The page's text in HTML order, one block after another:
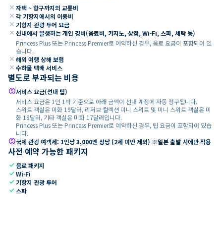
close 자택 ~ 항구까지의 교통비
close 각 기항지에서의 이동비
close 기항지 관광 투어 요금
close 선내에서 발생하는 개인 경비(음료비, 카지노, 상점, Wi-Fi, 스파, 세탁 등)
Princess Plus 또는 Princess Premier로 예약하신 경우, 음료 요금이 포함되어 있
습니다.
close 해외 여행 상해 보험
close 수하물 택배 서비스
별도로 부과되는 비용
paid서비스 요금(선내 팁)
서비스 요금은 1인 1박 기준으로 아래 금액이 선내 계정에 자동 청구됩니다.
스위트 객실은 미화 19달러, 리저브 컬렉션 미니 스위트 및 미니 스위트 객실은 미
화 18달러, 기타 객실은 미화 17달러입니다.
Princess Plus 또는 Princess Premier로 예약하신 경우, 팁 요금이 포함되어 있습
니다.
paid국제 관광 여객세: 1인당 3,000엔 상당 (2세 미만 제외) ※일본 출발 시에만 적용
사전 예약 가능한 패키지
check 음료 패키지
checkWi-Fi
check 기항지 관광 투어
check 스파